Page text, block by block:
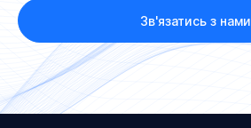
Зв'язатись з нами